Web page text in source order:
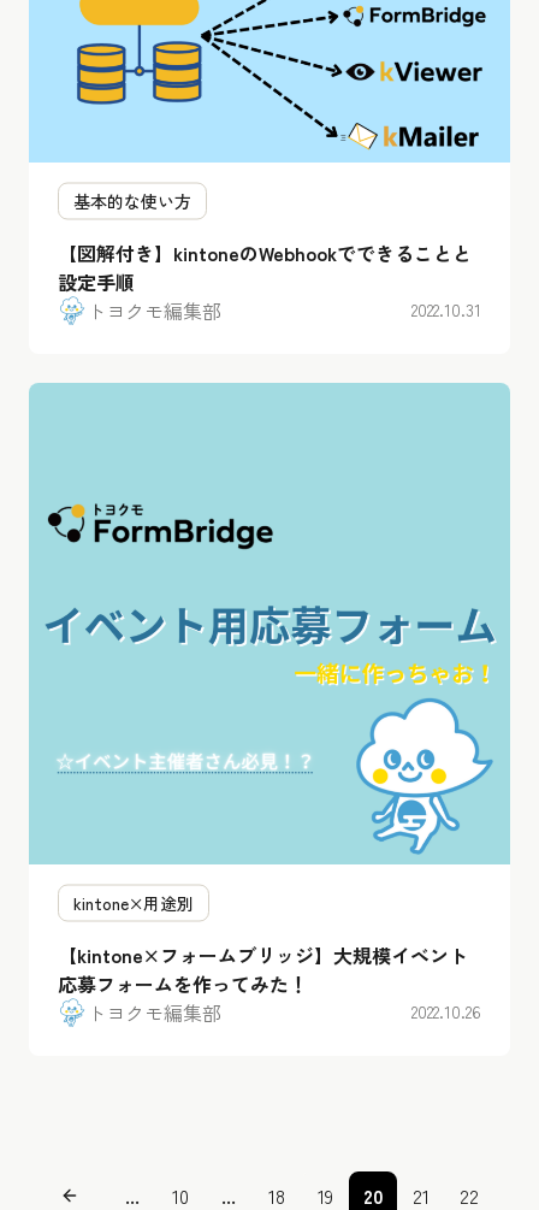
基本的な使い方
【図解付き】kintoneのWebhookでできることと
設定手順
トヨクモ編集部
2022.10.31
kintone×用途別
【kintone×フォームブリッジ】大規模イベント
応募フォームを作ってみた！
トヨクモ編集部
2022.10.26
... 10 ... 18 19 20 21 22